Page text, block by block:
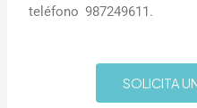
teléfono 987249611.
SOLICITA